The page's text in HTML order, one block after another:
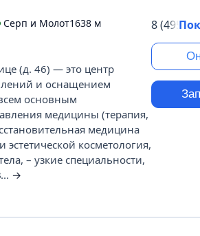
Серп и Молот1638 м
(д. 46) — это центр
и оснащением
основным
медицины (терапия,
медицина
косметология,
– узкие специальности,
→
8 (495)